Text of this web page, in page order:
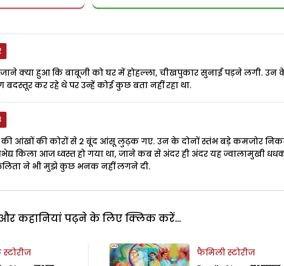
क्या हुआ कि बाबूजी को घर में होहल्ला, चीखपुकार सुनाई पड़ने लगी. उन
कर रहे थे पर उन्हें कोई कुछ बता नहीं रहा था.
की आंखों की कोरों से 2 बूंद आंसू लुढ़क गए. उन के दोनों स्तंभ बड़े कमजोर
किला आज ध्वस्त हो गया था, जाने कब से अंदर ही अंदर यह ज्वालामुखी
ने भी मुझे कुछ भनक नहीं लगने दी.
कहानियां पढ़ने के लिए क्लिक करें...
स्टोरीज
फैमिली स्टोरीज